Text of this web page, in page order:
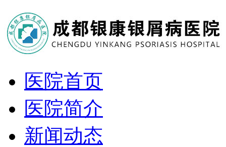
医院首页
医院简介
新闻动态